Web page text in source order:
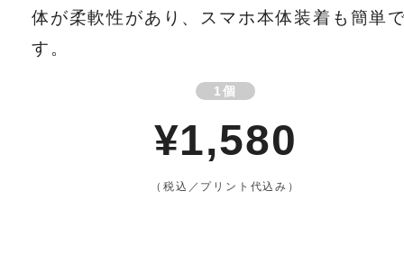
体が柔軟性があり、スマホ本体装着も簡単
す。
1個
¥1,580
（税込／プリント代込み）